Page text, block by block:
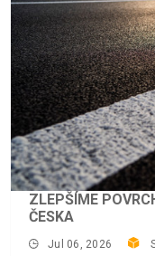
ZLEPŠÍME
ČESKA
Jul 06, 2026